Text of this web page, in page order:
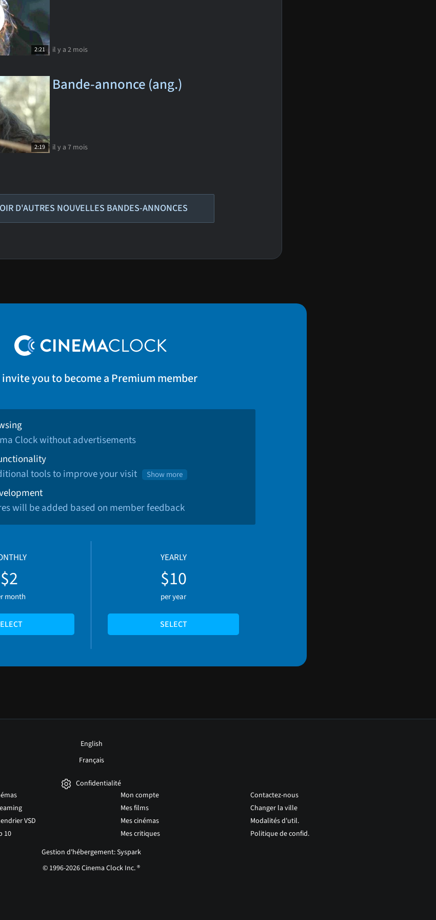
2:21 il y a 2 mois
2:19
Bande-annonce (ang.)
il y a 7 mois
D'AUTRES NOUVELLES BANDES-ANNONCES
invite you to become a Premium member
Clock without advertisements
tools to improve your visit
Show more
will be added based on member feedback
$2
month
YEARLY
$10
per year
SELECT
English
Français
Confidentialité
VSD
10
Mon compte
Mes films
Mes cinémas
Mes critiques
Contactez-nous
Changer la ville
Modalités d'util.
Politique de confid.
Gestion d'hébergement: Syspark
© 1996-2026 Cinema Clock Inc. ®